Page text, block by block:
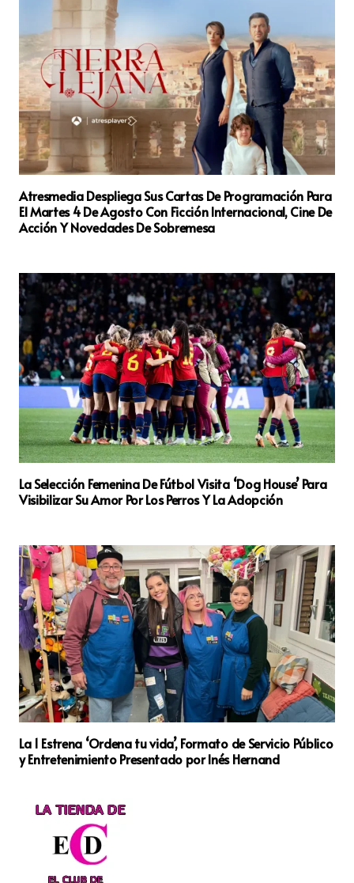
Atresmedia Despliega Sus Cartas De Programación Para
El Martes 4 De Agosto Con Ficción Internacional, Cine De
Acción Y Novedades De Sobremesa
La Selección Femenina De Fútbol Visita ‘Dog House’ Para
Visibilizar Su Amor Por Los Perros Y La Adopción
La 1 Estrena ‘Ordena tu vida’, Formato de Servicio Público
y Entretenimiento Presentado por Inés Hernand